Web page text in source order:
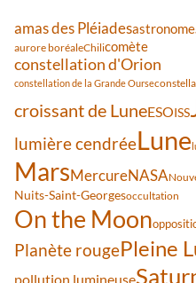
amas des Pléiadesastronome
aurore boréaleChilicomète
constellation d'Orion
constellation de la Grande Ourse
croissant de LuneESOISS
lumière cendréeLune
MarsMercureNASA
Nuits-Saint-Georgesoccultation
On the Moon
Planète rougePleine
pollution lumineuse